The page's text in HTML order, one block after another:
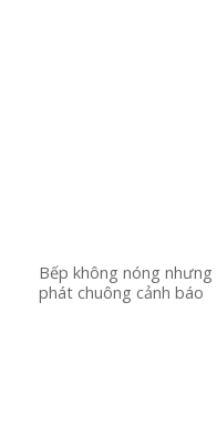
Bếp không nóng nhưng
phát chuông cảnh báo